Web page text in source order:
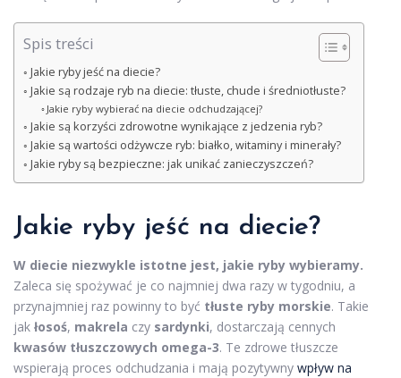
Spis treści
Jakie ryby jeść na diecie?
Jakie są rodzaje ryb na diecie: tłuste, chude i średniotłuste?
Jakie ryby wybierać na diecie odchudzającej?
Jakie są korzyści zdrowotne wynikające z jedzenia ryb?
Jakie są wartości odżywcze ryb: białko, witaminy i minerały?
Jakie ryby są bezpieczne: jak unikać zanieczyszczeń?
Jakie ryby jeść na diecie?
W diecie niezwykle istotne jest, jakie ryby wybieramy.
Zaleca się spożywać je co najmniej dwa razy w tygodniu, a
przynajmniej raz powinny to być tłuste ryby morskie. Takie
jak łosoś, makrela czy sardynki, dostarczają cennych
kwasów tłuszczowych omega-3. Te zdrowe tłuszcze
wspierają proces odchudzania i mają pozytywny wpływ na